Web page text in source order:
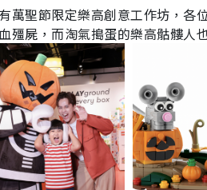
萬聖節限定樂高創意工作坊，各
殭屍，而淘氣搗蛋的樂高骷髏人